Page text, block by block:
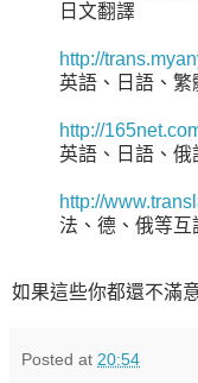
日文翻譯
http://
英語、日語、繁
http://
英語、日語、俄
http://
法、德、俄等互
如果這些你都還不滿
Posted at 20:54